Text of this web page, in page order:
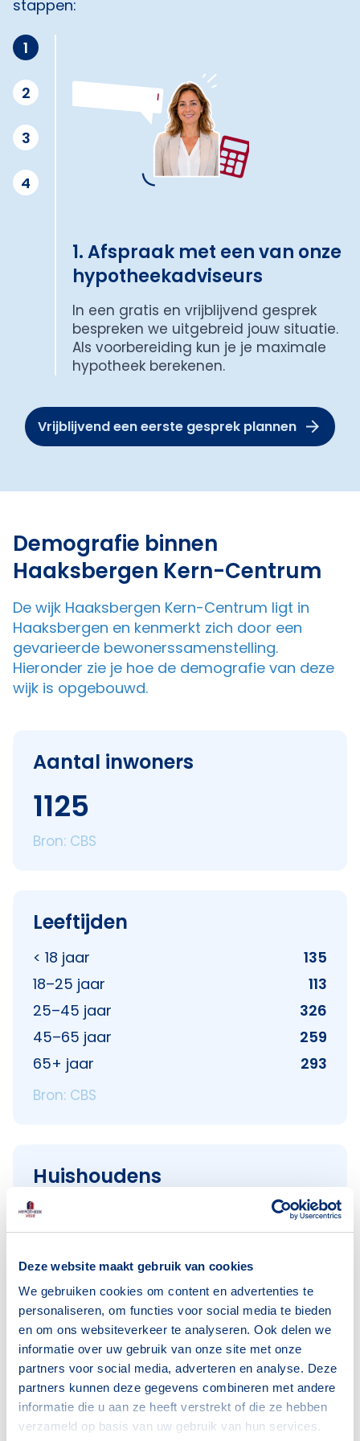
Deze website maakt gebruik van cookies
We gebruiken cookies om content en advertenties te
personaliseren, om functies voor social media te bieden
en om ons websiteverkeer te analyseren. Ook delen we
informatie over uw gebruik van onze site met onze
partners voor social media, adverteren en analyse. Deze
partners kunnen deze gegevens combineren met andere
informatie die u aan ze heeft verstrekt of die ze hebben
verzameld op basis van uw gebruik van hun services.
stappen:
1
2
3
4
1. Afspraak met een van onze
hypotheekadviseurs
In een gratis en vrijblijvend gesprek
bespreken we uitgebreid jouw situatie.
Als voorbereiding kun je je maximale
hypotheek berekenen.
Vrijblijvend een eerste gesprek plannen
Demografie binnen
Haaksbergen Kern-Centrum
De wijk Haaksbergen Kern-Centrum ligt in
Haaksbergen en kenmerkt zich door een
gevarieerde bewonerssamenstelling.
Hieronder zie je hoe de demografie van deze
wijk is opgebouwd.
Aantal inwoners
1125
Bron: CBS
Leeftijden
< 18 jaar
135
18–25 jaar
113
25–45 jaar
326
45–65 jaar
259
65+ jaar
293
Bron: CBS
Huishoudens
Alleenwonend
324
Gezin zonder kinderen
144
Gezin met kinderen
Bron: CBS
Voorzieningen in Haaksbergen